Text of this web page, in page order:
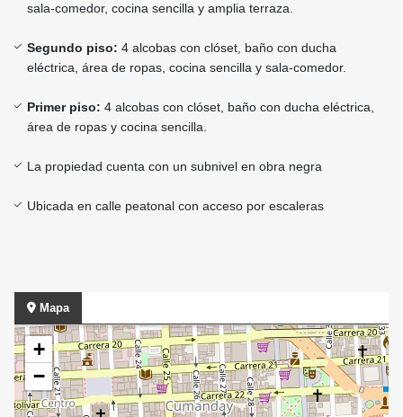
sala-comedor, cocina sencilla y amplia terraza.
Segundo piso: 4 alcobas con clóset, baño con ducha
eléctrica, área de ropas, cocina sencilla y sala-comedor.
Primer piso: 4 alcobas con clóset, baño con ducha eléctrica,
área de ropas y cocina sencilla.
La propiedad cuenta con un subnivel en obra negra
Ubicada en calle peatonal con acceso por escaleras
Mapa
+
−